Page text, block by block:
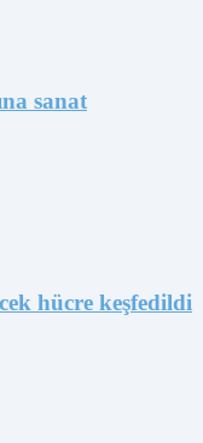
sanat
hücre keşfedildi